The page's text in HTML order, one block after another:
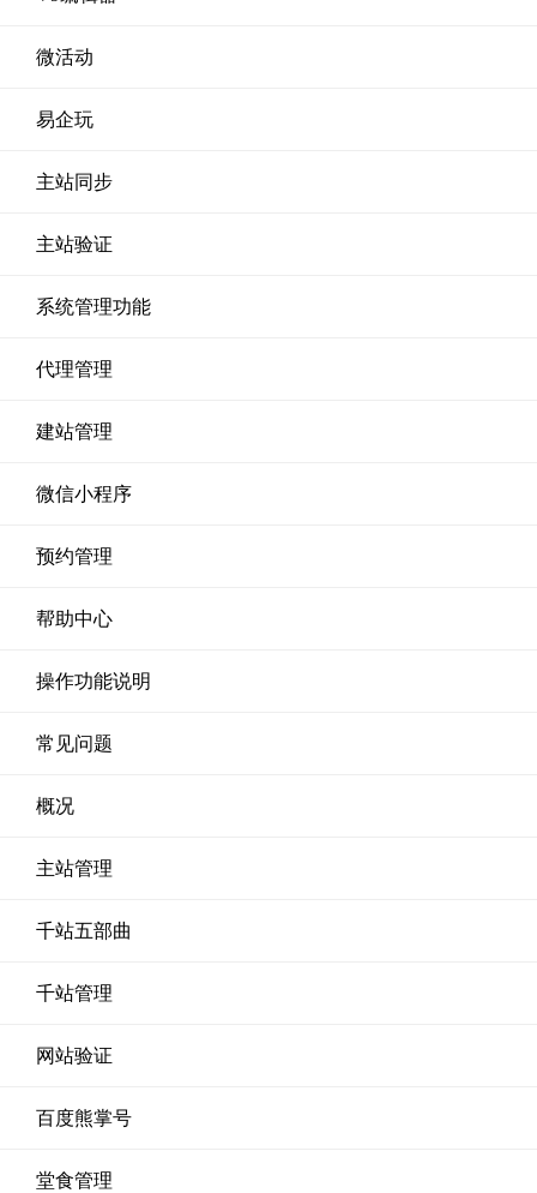
微活动
易企玩
主站同步
主站验证
系统管理功能
代理管理
建站管理
微信小程序
预约管理
帮助中心
操作功能说明
常见问题
概况
主站管理
千站五部曲
千站管理
网站验证
百度熊掌号
堂食管理